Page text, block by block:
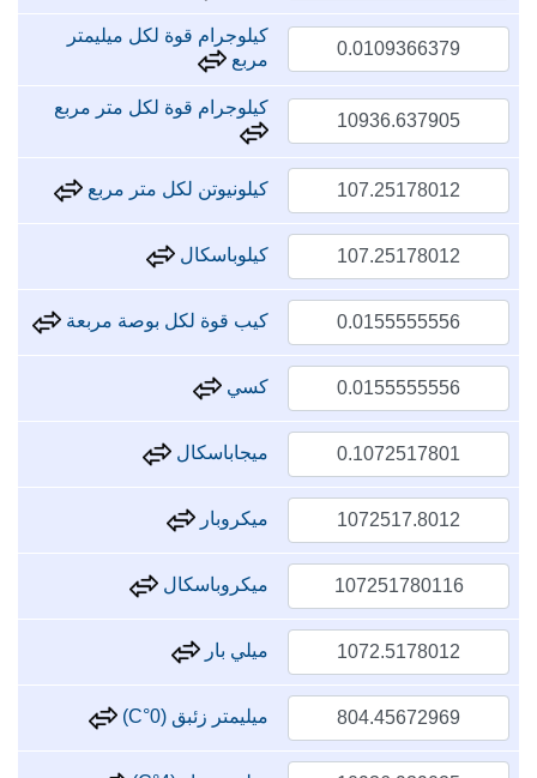
كيلوجرام قوة لكل ميليمتر
مربع
كيلوجرام قوة لكل متر مربع
كيلونيوتن لكل متر مربع
كيلوباسكال
كيب قوة لكل بوصة مربعة
كسي
ميجاباسكال
ميكروبار
ميكروباسكال
ميلي بار
ميليمتر زئبق (0°C)